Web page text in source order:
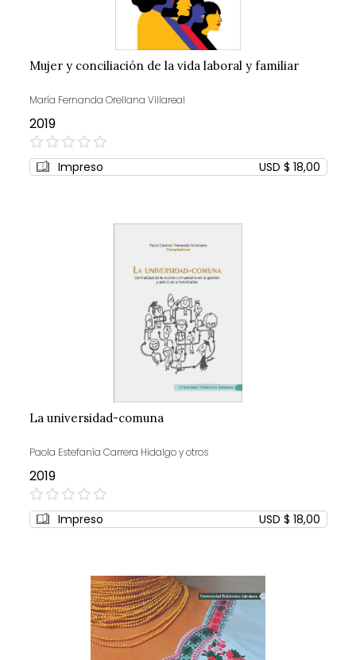
Mujer y conciliación de la vida laboral y familiar
María Fernanda Orellana Villareal
2019
0%
Impreso USD $ 18,00
La universidad-comuna
Paola Estefanía Carrera Hidalgo y otros
2019
0%
Impreso USD $ 18,00